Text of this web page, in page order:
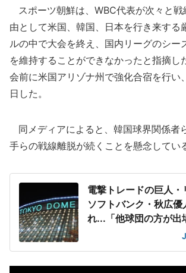
スポーツ朝鮮は、WBC代表が次々と戦
由として米国、韓国、日本を行き来する
ルの中で大会を終え、国内リーグのシー
を維持することができなかったと指摘し
会前に米国アリゾナ州で強化合宿を行い
日した。
同メディアによると、韓国球界関係者
手らの戦線離脱が続くことを懸念してい
電撃トレードの巨人・
ソフトバンク・秋広
れ...「他球団の方が出